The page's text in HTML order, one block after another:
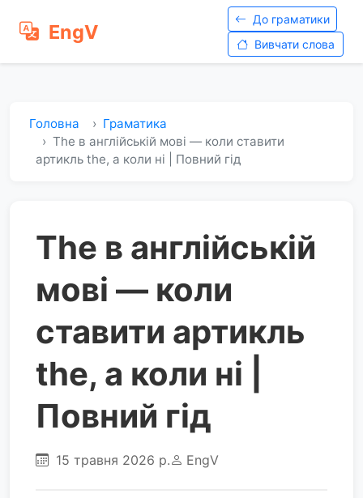
EngV
До граматики
Вивчати слова
Головна
Граматика
The в англійській мові — коли ставити
артикль the, а коли ні | Повний гід
The в англійській
мові — коли
ставити артикль
the, а коли ні |
Повний гід
15 травня 2026 р. EngV